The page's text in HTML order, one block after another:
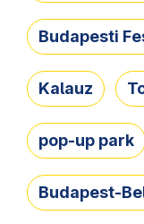
Budapesti
Kalauz
pop-up park
Budapest-